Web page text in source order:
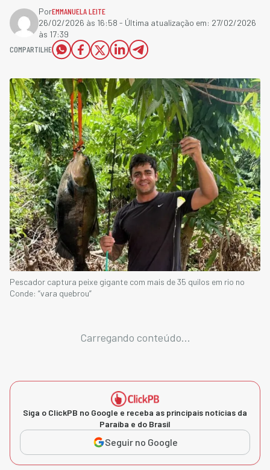
PorEMMANUELA LEITE
26/02/2026 às 16:58 - Última atualização em: 27/02/2026
às 17:39
COMPARTILHE
Pescador captura peixe gigante com mais de 35 quilos em rio no
Conde: “vara quebrou”
Carregando conteúdo...
Siga o ClickPB no Google e receba as principais notícias da
Paraíba e do Brasil
Seguir no Google